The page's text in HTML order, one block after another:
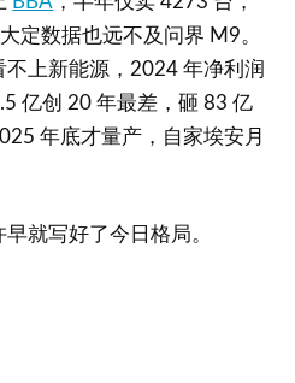
定数据也远不及问界 M9。
上新能源，2024 年净利润
亿创 20 年最差，砸 83 亿
年底才量产，自家埃安月
就写好了今日格局。